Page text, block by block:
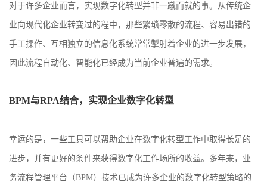
对于许多企业而言，实现数字化转型并非一蹴而就的事。从传统企
业向现代化企业转变过的程中，那些繁琐零散的流程、容易出错的
手工操作、互相独立的信息化系统常常掣肘着企业的进一步发展，
因此流程自动化、智能化已经成为当前企业普遍的需求。
BPM与RPA结合，实现企业数字化转型
幸运的是，一些工具可以帮助企业在数字化转型工作中取得长足的
进步，并有更好的条件来获得数字化工作场所的收益。多年来，业
务流程管理平台（BPM）技术已成为许多企业的数字化转型策略的